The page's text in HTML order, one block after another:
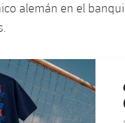
alemán en el